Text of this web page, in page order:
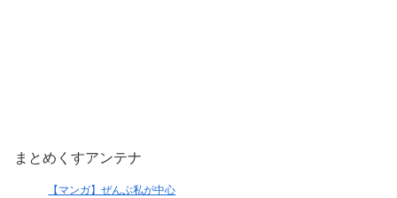
まとめくすアンテナ
【マンガ】ぜんぶ私が中心